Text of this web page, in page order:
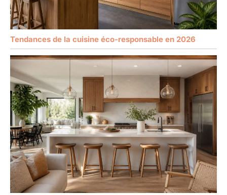
Tendances de la cuisine éco-responsable en 2026